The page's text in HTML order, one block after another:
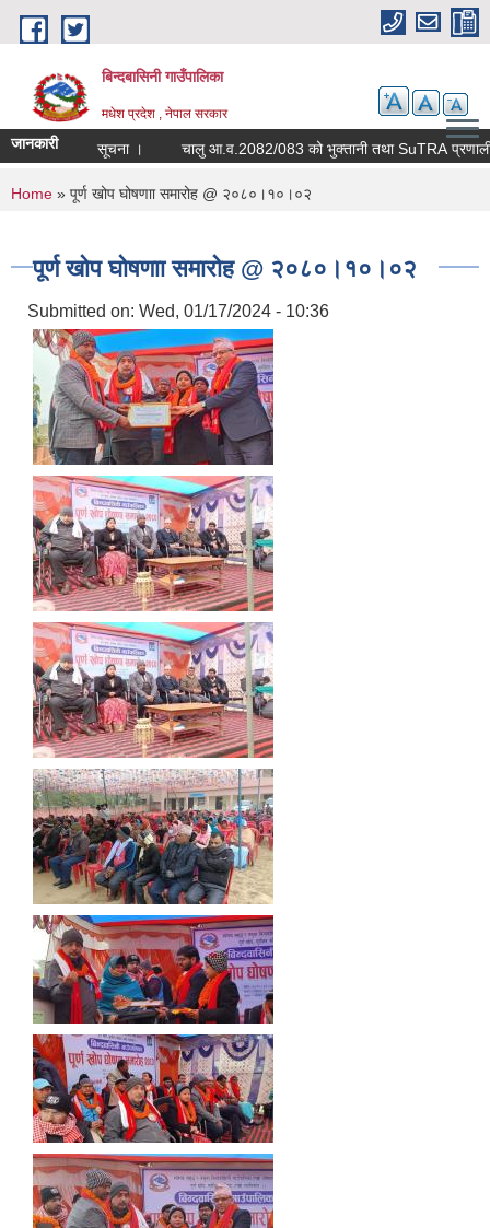
Skip to main content
बिन्दबासिनी गाउँपालिका
मधेश प्रदेश , नेपाल सरकार
जानकारी सूचना । चालु आ.व.2082/083 को
You are here
Home » पूर्ण खोप घोषणाा समारोह @ २०८०।१०।०२
पूर्ण खोप घोषणाा समारोह @ २०८०।१०।०२
Submitted on: Wed, 01/17/2024 - 10:36